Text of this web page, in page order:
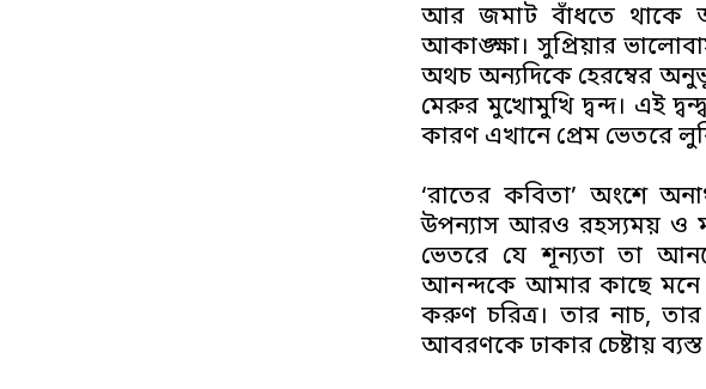
আর জমাট বাঁধতে থাকে
আকাঙ্ক্ষা। সুপ্রিয়ার
অথচ অন্যদিকে হেরম্বের
মেরুর মুখোমুখি দ্বন্দ। এই
কারণ এখানে প্রেম ভেতরে
‘রাতের কবিতা’ অংশে
উপন্যাস আরও রহস্যময় ও
ভেতরে যে শূন্যতা তা
আনন্দকে আমার কাছে মনে
করুণ চরিত্র। তার নাচ,
আবরণকে ঢাকার চেষ্টায়